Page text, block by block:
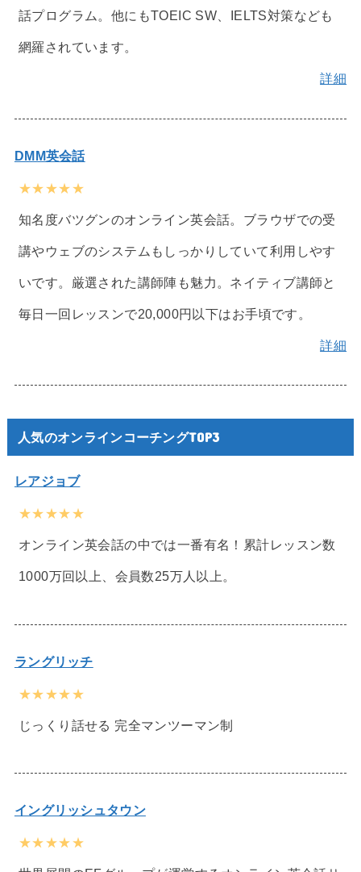
話プログラム。他にもTOEIC SW、IELTS対策なども
網羅されています。
詳細
DMM英会話
★★★★★
知名度バツグンのオンライン英会話。ブラウザでの受
講やウェブのシステムもしっかりしていて利用しやす
いです。厳選された講師陣も魅力。ネイティブ講師と
毎日一回レッスンで20,000円以下はお手頃です。
詳細
人気のオンラインコーチングTOP3
レアジョブ
★★★★★
オンライン英会話の中では一番有名！累計レッスン数
1000万回以上、会員数25万人以上。
ラングリッチ
★★★★★
じっくり話せる 完全マンツーマン制
イングリッシュタウン
★★★★★